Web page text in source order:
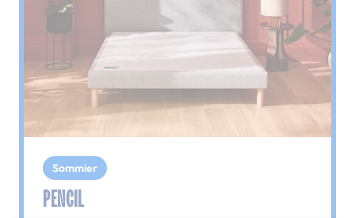
Sommier
PENCIL